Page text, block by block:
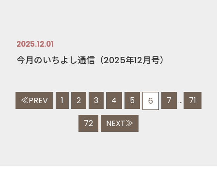
2025.12.01
今月のいちよし通信（2025年12月号）
≪PREV 1 2 3 4 5 6 7 ... 71
72 NEXT≫